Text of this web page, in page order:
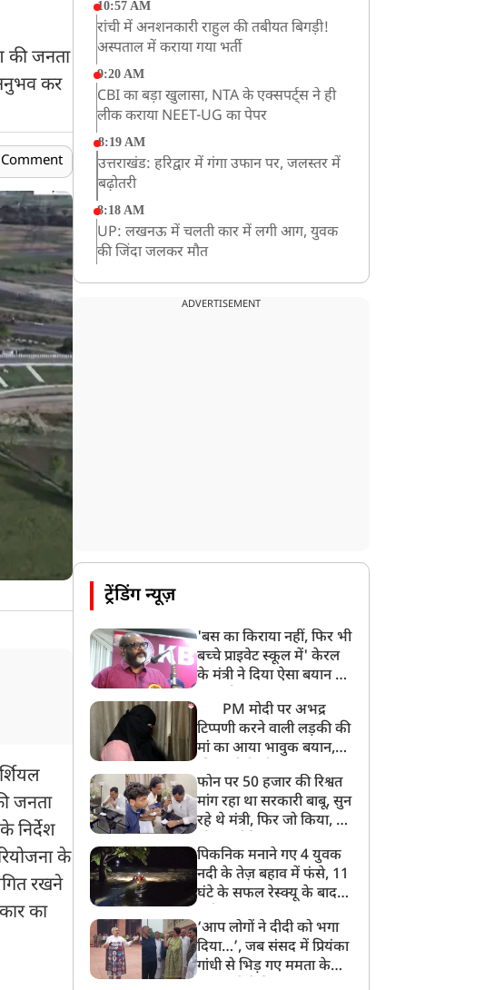
की जनता
कर
Comment
जनता
निर्देश
के
रखने
का
10:57 AM
रांची में अनशनकारी राहुल की तबीयत बिगड़ी!
अस्पताल में कराया गया भर्ती
9:20 AM
CBI का बड़ा खुलासा, NTA के एक्सपर्ट्स ने ही
लीक कराया NEET-UG का पेपर
8:19 AM
उत्तराखंड: हरिद्वार में गंगा उफान पर, जलस्तर में
बढ़ोतरी
8:18 AM
UP: लखनऊ में चलती कार में लगी आग, युवक
की जिंदा जलकर मौत
ADVERTISEMENT
ट्रेंडिंग न्यूज़
'बस का किराया नहीं, फिर भी
बच्चे प्राइवेट स्कूल में' केरल
के मंत्री ने दिया ऐसा बयान की
PM मोदी पर अभद्र
टिप्पणी करने वाली लड़की की
मां का आया भावुक बयान,
बेटी को गोद लें प्रधानमंत्री
फोन पर 50 हजार की रिश्वत
मांग रहा था सरकारी बाबू, सुन
रहे थे मंत्री, फिर जो किया, वो
पिकनिक मनाने गए 4 युवक
नदी के तेज़ बहाव में फंसे, 11
घंटे के सफल रेस्क्यू के बाद
‘आप लोगों ने दीदी को भगा
दिया…’, जब संसद में प्रियंका
गांधी से भिड़ गए ममता के